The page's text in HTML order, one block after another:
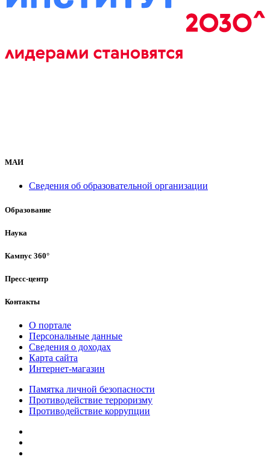
МАИ
Сведения об образовательной организации
Образование
Наука
Кампус 360°
Пресс-центр
Контакты
О портале
Персональные данные
Сведения о доходах
Карта сайта
Интернет-магазин
Памятка личной безопасности
Противодействие терроризму
Противодействие коррупции